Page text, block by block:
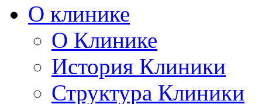
О клинике
О Клинике
История Клиники
Структура Клиники